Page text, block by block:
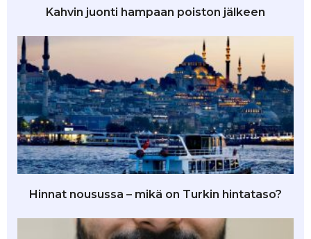
Kahvin juonti hampaan poiston jälkeen
Hinnat nousussa – mikä on Turkin hintataso?